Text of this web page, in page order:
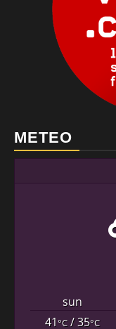
METEO
sun
41°C/ 35°C